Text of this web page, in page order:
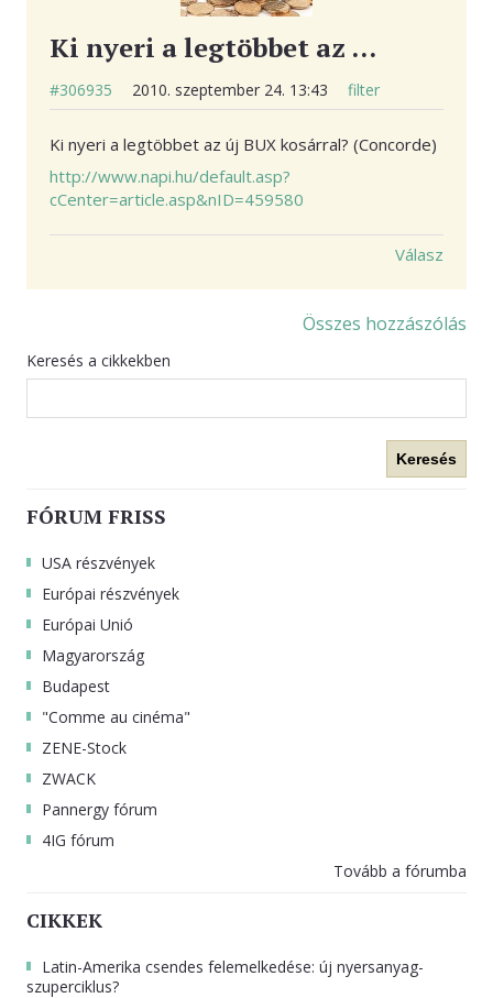
Ki nyeri a legtöbbet az …
#306935 2010. szeptember 24. 13:43 filter
Ki nyeri a legtöbbet az új BUX kosárral? (Concorde)
http://www.napi.hu/default.asp?
cCenter=article.asp&nID=459580
Válasz
Összes hozzászólás
Keresés a cikkekben
Keresés
FÓRUM FRISS
USA részvények
Európai részvények
Európai Unió
Magyarország
Budapest
"Comme au cinéma"
ZENE-Stock
ZWACK
Pannergy fórum
4IG fórum
Tovább a fórumba
CIKKEK
Latin-Amerika csendes felemelkedése: új nyersanyag-
szuperciklus?